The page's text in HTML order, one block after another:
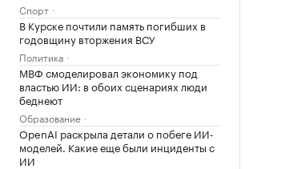
Спорт
В Курске почтили память погибших в
годовщину вторжения ВСУ
Политика
МВФ смоделировал экономику под
властью ИИ: в обоих сценариях люди
беднеют
Образование
OpenAI раскрыла детали о побеге ИИ-
моделей. Какие еще были инциденты с
ИИ